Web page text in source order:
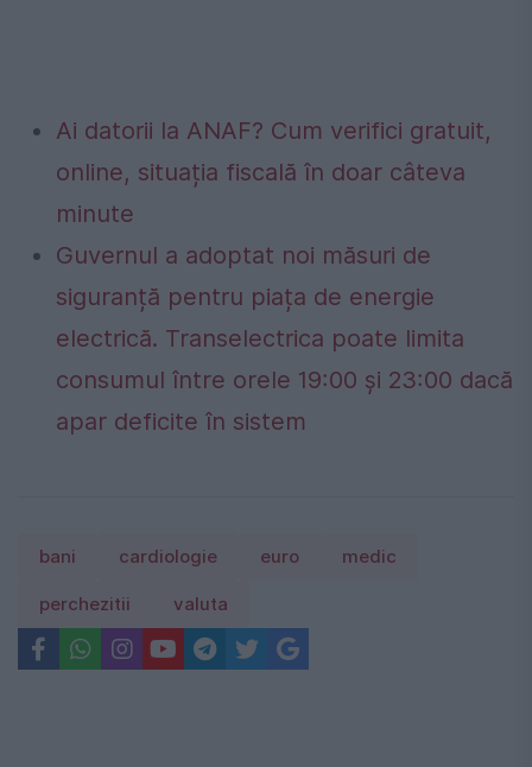
Ai datorii la ANAF? Cum verifici gratuit,
online, situația fiscală în doar câteva
minute
Guvernul a adoptat noi măsuri de
siguranță pentru piața de energie
electrică. Transelectrica poate limita
consumul între orele 19:00 și 23:00 dacă
apar deficite în sistem
bani cardiologie euro medic
perchezitii valuta